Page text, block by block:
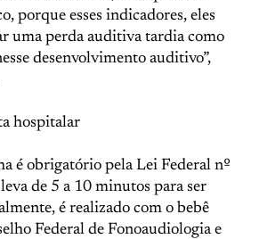
porque esses indicadores, eles
uma perda auditiva tardia como
desenvolvimento auditivo”,
hospitalar
é obrigatório pela Lei Federal nº
de 5 a 10 minutos para ser
é realizado com o bebê
Federal de Fonoaudiologia e